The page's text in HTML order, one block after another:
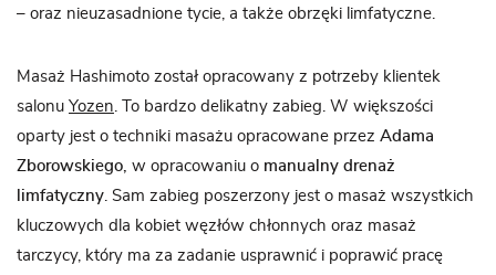
– oraz nieuzasadnione tycie, a także obrzęki limfatyczne.
Masaż Hashimoto został opracowany z potrzeby klientek
salonu Yozen. To bardzo delikatny zabieg. W większości
oparty jest o techniki masażu opracowane przez Adama
Zborowskiego, w opracowaniu o manualny drenaż
limfatyczny. Sam zabieg poszerzony jest o masaż wszystkich
kluczowych dla kobiet węzłów chłonnych oraz masaż
tarczycy, który ma za zadanie usprawnić i poprawić pracę